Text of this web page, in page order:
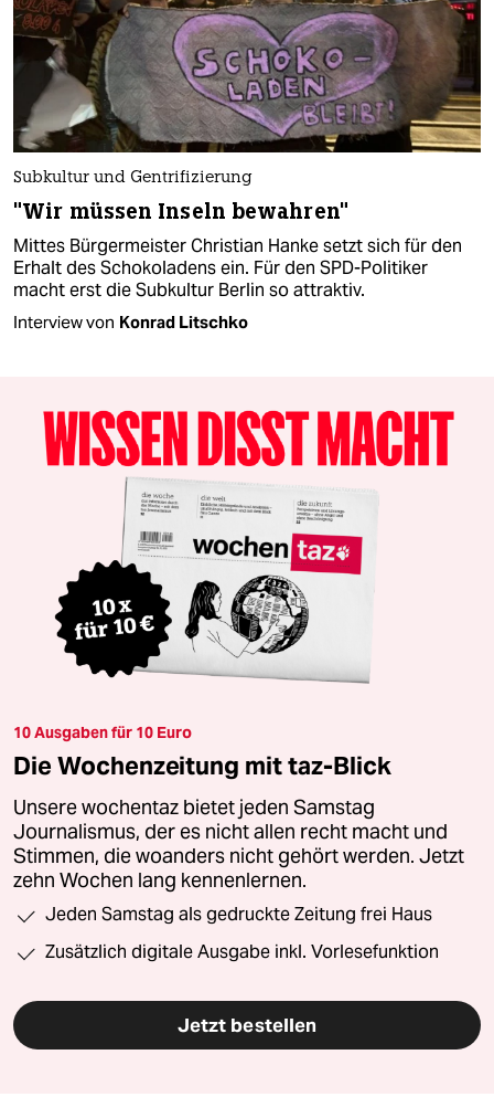
Subkultur und Gentrifizierung
"Wir müssen Inseln bewahren"
Mittes Bürgermeister Christian Hanke setzt sich für den
Erhalt des Schokoladens ein. Für den SPD-Politiker
macht erst die Subkultur Berlin so attraktiv.
Interview von Konrad Litschko
10 Ausgaben für 10 Euro
Die Wochenzeitung mit taz-Blick
Unsere wochentaz bietet jeden Samstag
Journalismus, der es nicht allen recht macht und
Stimmen, die woanders nicht gehört werden. Jetzt
zehn Wochen lang kennenlernen.
Jeden Samstag als gedruckte Zeitung frei Haus
Zusätzlich digitale Ausgabe inkl. Vorlesefunktion
Jetzt bestellen